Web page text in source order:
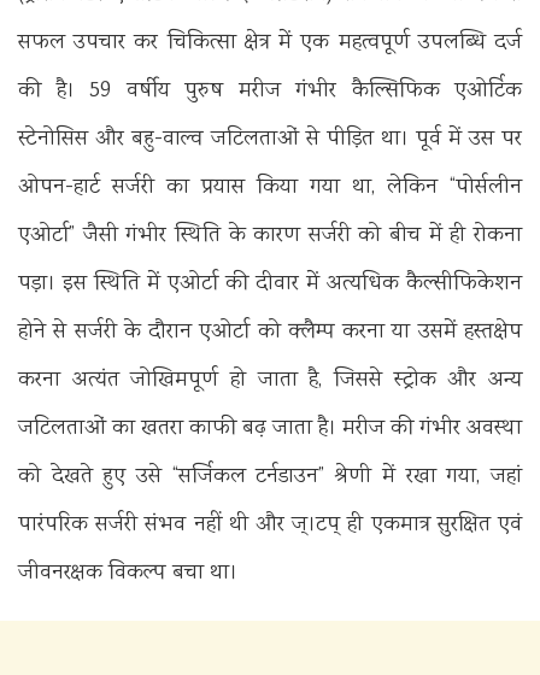
सफल उपचार कर चिकित्सा क्षेत्र में एक महत्वपूर्ण उपलब्धि दर्ज
की है। 59 वर्षीय पुरुष मरीज गंभीर कैल्सिफिक एओर्टिक
स्टेनोसिस और बहु-वाल्व जटिलताओं से पीड़ित था। पूर्व में उस पर
ओपन-हार्ट सर्जरी का प्रयास किया गया था, लेकिन “पोर्सलीन
एओर्टा” जैसी गंभीर स्थिति के कारण सर्जरी को बीच में ही रोकना
पड़ा। इस स्थिति में एओर्टा की दीवार में अत्यधिक कैल्सीफिकेशन
होने से सर्जरी के दौरान एओर्टा को क्लैम्प करना या उसमें हस्तक्षेप
करना अत्यंत जोखिमपूर्ण हो जाता है, जिससे स्ट्रोक और अन्य
जटिलताओं का खतरा काफी बढ़ जाता है। मरीज की गंभीर अवस्था
को देखते हुए उसे “सर्जिकल टर्नडाउन” श्रेणी में रखा गया, जहां
पारंपरिक सर्जरी संभव नहीं थी और ज्।टप् ही एकमात्र सुरक्षित एवं
जीवनरक्षक विकल्प बचा था।